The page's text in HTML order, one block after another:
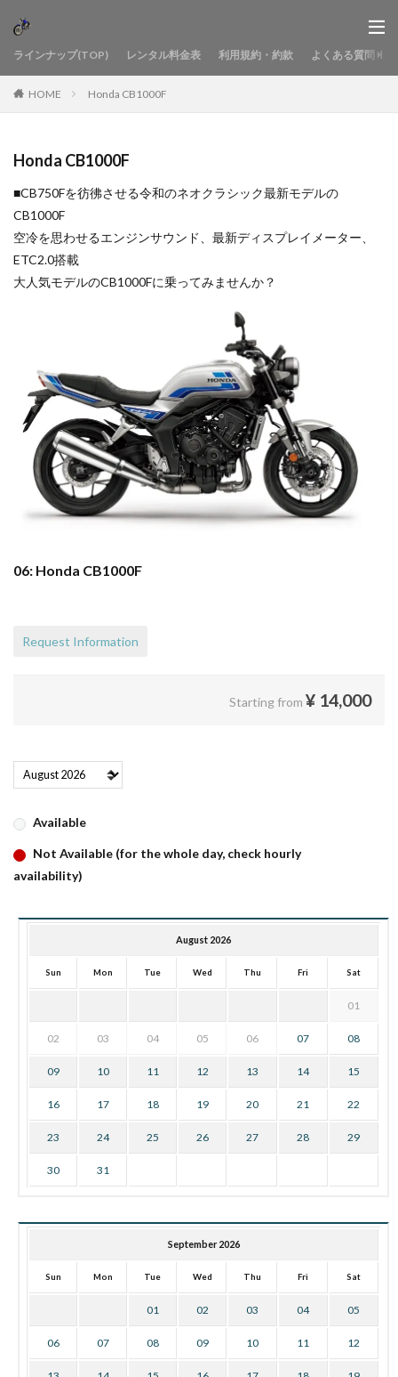
ラインナップ(TOP) レンタル料金表 利用規約・約款 よくある質問
HOME Honda CB1000F
Honda CB1000F
■CB750Fを彷彿させる令和のネオクラシック最新モデルの
CB1000F
空冷を思わせるエンジンサウンド、最新ディスプレイメーター、
ETC2.0搭載
大人気モデルのCB1000Fに乗ってみませんか？
06: Honda CB1000F
Request Information
Starting from ¥ 14,000
Available
Not Available (for the whole day, check hourly
availability)
August 2026
Sun Mon Tue Wed Thu Fri Sat
01
02 03 04 05 06 07 08
09 10 11 12 13 14 15
16 17 18 19 20 21 22
23 24 25 26 27 28 29
30 31
September 2026
Sun Mon Tue Wed Thu Fri Sat
01 02 03 04 05
06 07 08 09 10 11 12